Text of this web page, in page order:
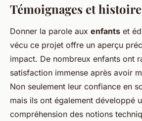
Témoignages et
Donner la parole aux enfants et
vécu ce projet offre un aperçu
impact. De nombreux enfants ont
satisfaction immense après avoir
Non seulement leur confiance en
mais ils ont également développé
compréhension des notions